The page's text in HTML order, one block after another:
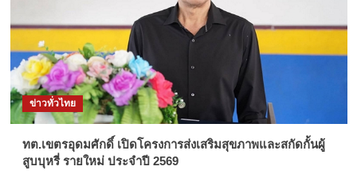
ข่าวทั่วไทย
ทต.เขตรอุดมศักดิ์ เปิดโครงการส่งเสริมสุขภาพและสกัดกั้นผู้
สูบบุหรี่ รายใหม่ ประจำปี 2569